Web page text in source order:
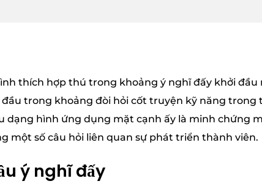
thích hợp thú trong khoảng ý nghĩ đấy khởi
trong khoảng đòi hỏi cốt truyện kỹ năng trong
dạng hình ứng dụng mặt cạnh ấy là minh chứng
một số câu hỏi liên quan sự phát triển thành viên.
ý nghĩ đấy